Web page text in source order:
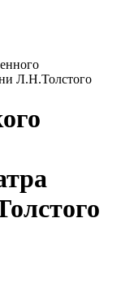
Л.Н.Толстого